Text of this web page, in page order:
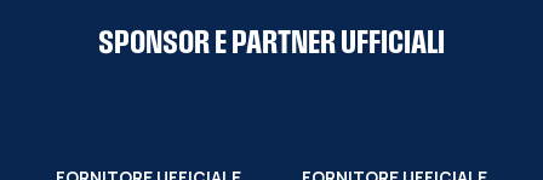
SPONSOR E PARTNER UFFICIALI